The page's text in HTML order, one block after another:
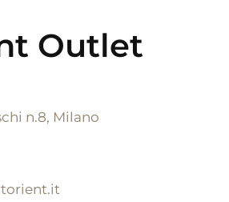
Outlet
n.8, Milano